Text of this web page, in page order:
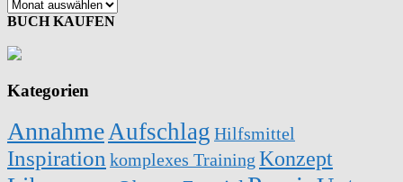
BUCH KAUFEN
Kategorien
AnnahmeAufschlag Hilfsmittel
Inspiration komplexes Training Konzept